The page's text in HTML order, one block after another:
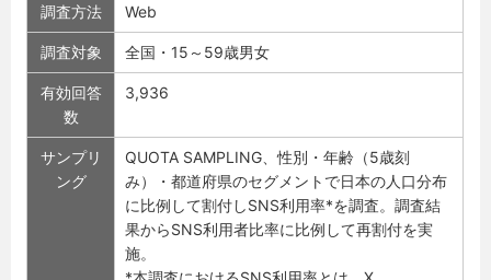
調査方法 Web
調査対象 全国・15～59歳男女
有効回答
数
3,936
サンプリ
ング
QUOTA SAMPLING、性別・年齢（5歳刻
み）・都道府県のセグメントで日本の人口分布
に比例して割付しSNS利用率*を調査。調査結
果からSNS利用者比率に比例して再割付を実
施。